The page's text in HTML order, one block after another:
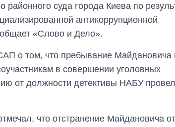
суда города Киева по
антикоррупционной
«Слово и Дело».
о том, что пребывание Майдановича
в совершении уголовных
от должности детективы НАБУ
что отстранение Майдановича от
Как
бюджет